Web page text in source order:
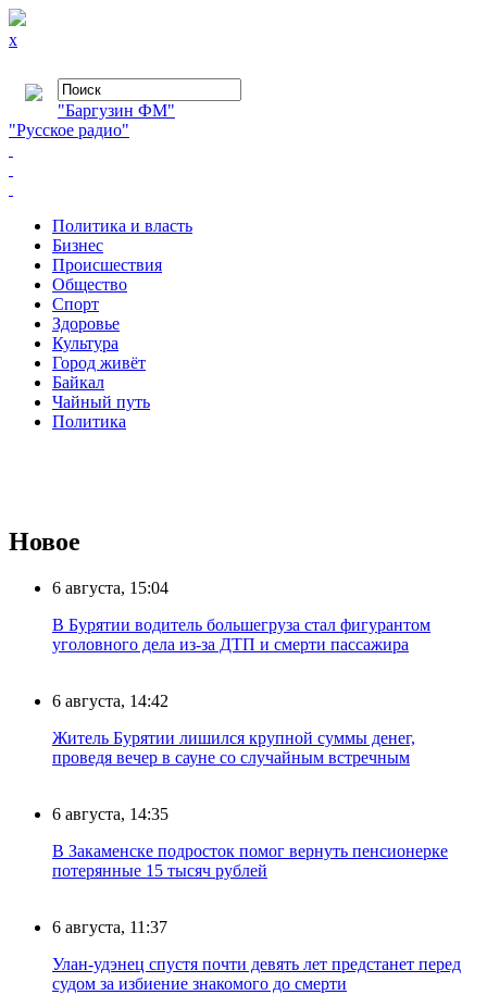
x
"Баргузин ФМ"
"Русское радио"
Политика и власть
Бизнес
Происшествия
Общество
Cпорт
Здоровье
Культура
Город живёт
Байкал
Чайный путь
Политика
Новое
6 августа, 15:04
В Бурятии водитель большегруза стал фигурантом
уголовного дела из-за ДТП и смерти пассажира
6 августа, 14:42
Житель Бурятии лишился крупной суммы денег,
проведя вечер в сауне со случайным встречным
6 августа, 14:35
В Закаменске подросток помог вернуть пенсионерке
потерянные 15 тысяч рублей
6 августа, 11:37
Улан-удэнец спустя почти девять лет предстанет перед
судом за избиение знакомого до смерти